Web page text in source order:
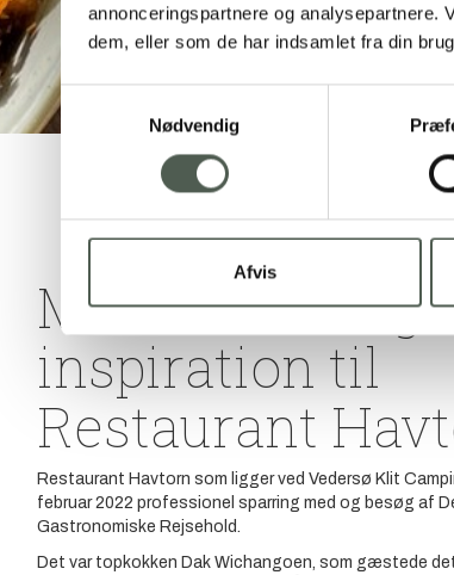
annonceringspartnere og analysepartnere.
dem, eller som de har indsamlet fra din
Nødvendig
Afvis
Michelin-kok
inspiration til
Restaurant
Restaurant Havtorn som ligger ved Vedersø Klit
februar 2022 professionel sparring med og besøg af
Gastronomiske Rejsehold.
Det var topkokken Dak Wichangoen, som gæstede